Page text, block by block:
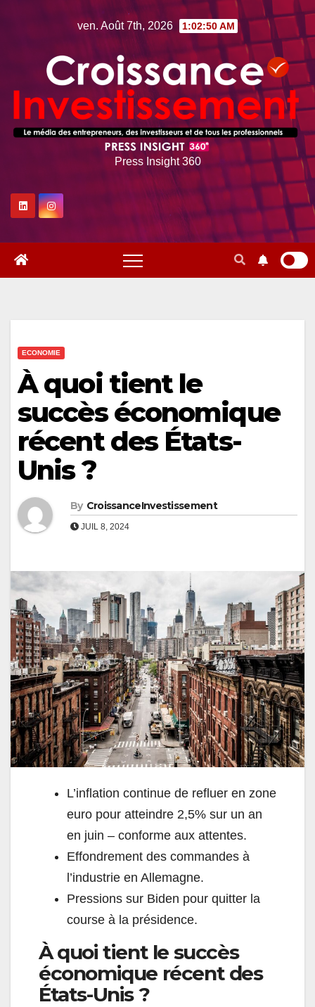
ven. Août 7th, 2026 1:02:51 AM
Press Insight 360
ECONOMIE
À quoi tient le
succès économique
récent des États-
Unis ?
By CroissanceInvestissement
JUIL 8, 2024
L’inflation continue de refluer en zone
euro pour atteindre 2,5% sur un an
en juin – conforme aux attentes.
Effondrement des commandes à
l’industrie en Allemagne.
Pressions sur Biden pour quitter la
course à la présidence.
À quoi tient le succès
économique récent des
États-Unis ?